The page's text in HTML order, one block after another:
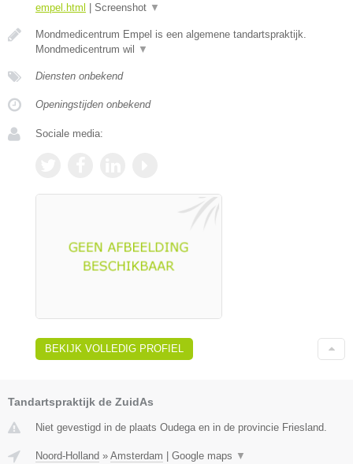
empel.html
Screenshot ▼
Mondmedicentrum Empel is een algemene tandartspraktijk.
Mondmedicentrum wil
▼
Diensten onbekend
Openingstijden onbekend
Sociale media:
BEKIJK VOLLEDIG PROFIEL
Tandartspraktijk de ZuidAs
Niet gevestigd in de plaats Oudega en in de provincie Friesland.
Noord-Holland » Amsterdam Google maps ▼